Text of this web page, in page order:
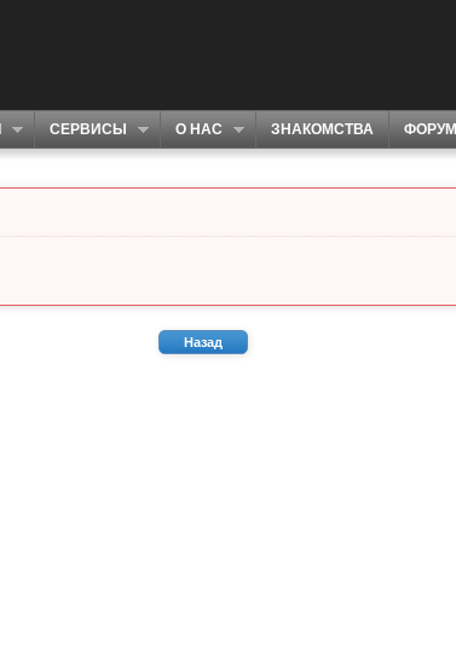
СЕРВИСЫ О НАС ЗНАКОМСТВА ФОРУМ
Назад